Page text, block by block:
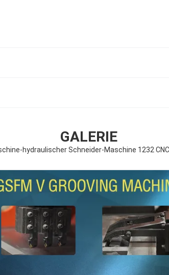
GALERIE
hydraulischer Schneider-Maschine 1232